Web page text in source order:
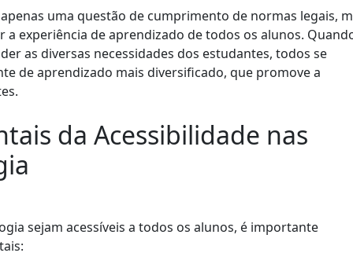
uma questão de cumprimento de normas legais,
experiência de aprendizado de todos os alunos.
as diversas necessidades dos estudantes, todos se
de aprendizado mais diversificado, que promove a
da Acessibilidade nas
sejam acessíveis a todos os alunos, é importante